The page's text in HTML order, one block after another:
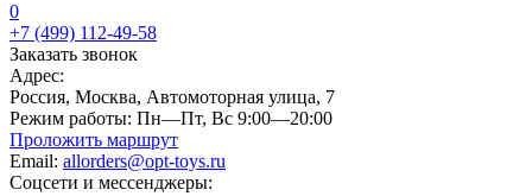
0
+7 (499) 112-49-58
Заказать звонок
Адрес:
Россия, Москва, Автомоторная улица, 7
Режим работы: Пн—Пт, Вс 9:00—20:00
Проложить маршрут
Email: allorders@opt-toys.ru
Соцсети и мессенджеры: